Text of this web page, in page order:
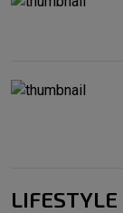
LIFESTYLE